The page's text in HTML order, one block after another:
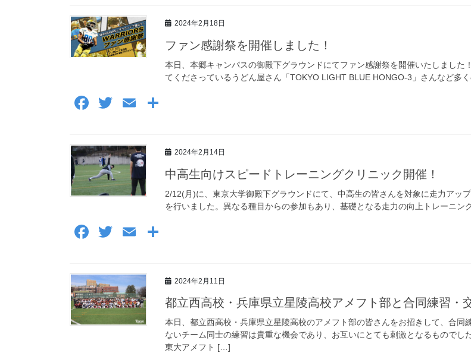
c
e
b
k
tt
er
ail
2024年2月18日
ファン感謝祭を開催しました！
本日、本郷キャンパスの御殿下グラウンドにてファン感謝祭を開催いたしました
てくださっているうどん屋さん「TOKYO LIGHT BLUE HONGO-3」さんなど多
F
c
e
b
o
k
T
tt
er
E
ail
2024年2月14日
中高生向けスピードトレーニングクリニック開催！
2/12(月)に、東京大学御殿下グラウンドにて、中高生の皆さんを対象に走力アッ
を行いました。異なる種目からの参加もあり、基礎となる走力の向上トレーニン
F
c
e
b
o
T
tt
er
E
ail
2024年2月11日
都立西高校・兵庫県立星陵高校アメフト部と合同練習・
本日、都立西高校・兵庫県立星陵高校のアメフト部の皆さんをお招きして、合同
ないチーム同士の練習は貴重な機会であり、お互いにとても刺激となるものでし
東大アメフト […]